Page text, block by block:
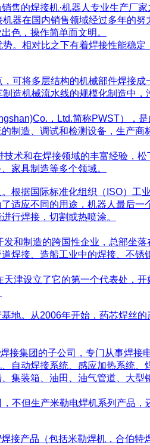
售的焊接机·机器人专业生产厂家
器在国内销售领域经过多年的
色，操作简单而文明。
。相对比之下有着焊接性能稳
可将多层结构的机械部件焊接
造机械流水线的规模化制造中，
，Ltd.简称PWST），
制造、调试和检测设备，生产
术和在焊接领域的丰富经验，
家具制造等多个领域。
根据国际标准化组织（ISO）
适应不同的用途，机器人最后
行焊接，切割或热喷涂。
和制造的跨国性企业，总部坐
焊接、造船工业中的焊接、不
津设立了它的第一个代表处，
地。从2006年开始，药芯焊
集团的子公司，专门从事焊接
自动焊接系统、感应加热系统、
集装箱、油田、油气管道、大
不但生产米勒电焊机系列产品
接产品（包括米勒焊机，合伯特